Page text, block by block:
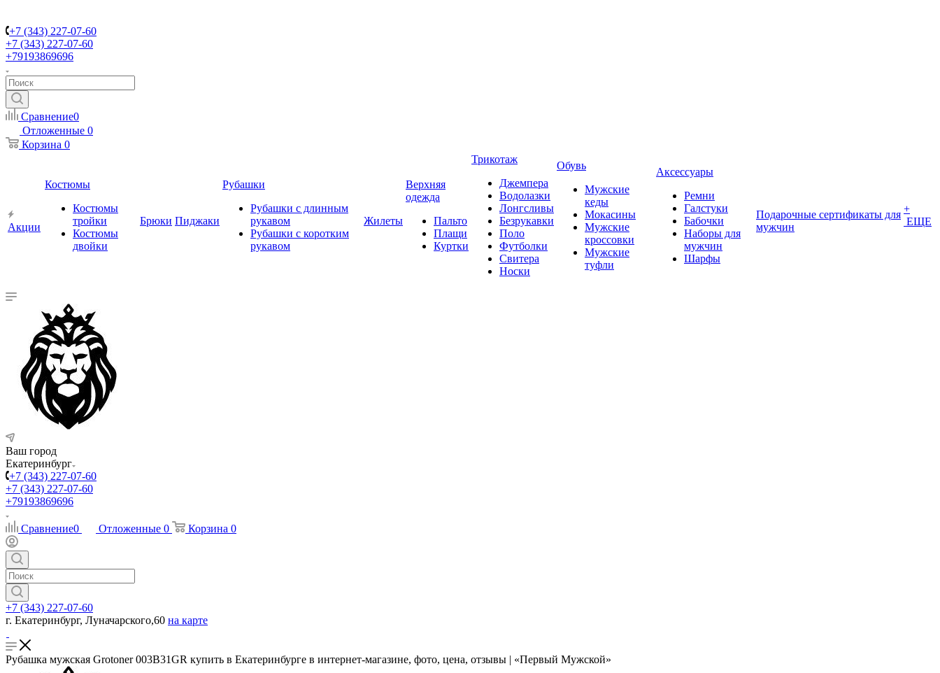
+7 (343) 227-07-60
+7 (343) 227-07-60
+79193869696
Сравнение0
Отложенные 0
Корзина 0
Акции
Костюмы
Костюмы
тройки
Костюмы
двойки
Брюки Пиджаки
Рубашки
Рубашки с длинным
рукавом
Рубашки с коротким
рукавом
Жилеты
Верхняя
одежда
Пальто
Плащи
Куртки
Трикотаж
Джемпера
Водолазки
Лонгсливы
Безрукавки
Поло
Футболки
Свитера
Носки
Обувь
Мужские
кеды
Мокасины
Мужские
кроссовки
Мужские
туфли
Аксессуары
Ремни
Галстуки
Бабочки
Наборы для
мужчин
Шарфы
Подарочные сертификаты для
мужчин
+
ЕЩЕ
Ваш город
Екатеринбург
+7 (343) 227-07-60
+7 (343) 227-07-60
+79193869696
Сравнение0 Отложенные 0 Корзина 0
+7 (343) 227-07-60
г. Екатеринбург, Луначарского,60 на карте
Рубашка мужская Grotoner 003B31GR купить в Екатеринбурге в интернет-магазине, фото, цена, отзывы | «Первый Мужской»